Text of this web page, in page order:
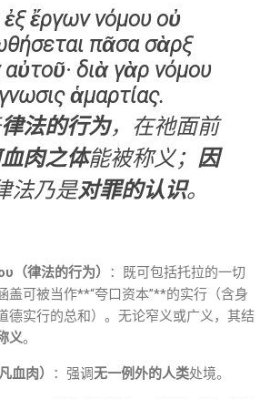
ἐξ ἔργων νόμου οὐ
πᾶσα σὰρξ
διὰ γὰρ νόμου
ἁμαρτίας.
律法的行为，在祂面前
肉之体能被称义； 因
法乃是对罪的认识。
（律法的行为）
：既可包括托拉的一切
盖可被当作**“夸口资本”**的实行（含身
德实行的总和）。无论窄义或广义，其结
义。
血肉） ：强调无一例外的人类处境。